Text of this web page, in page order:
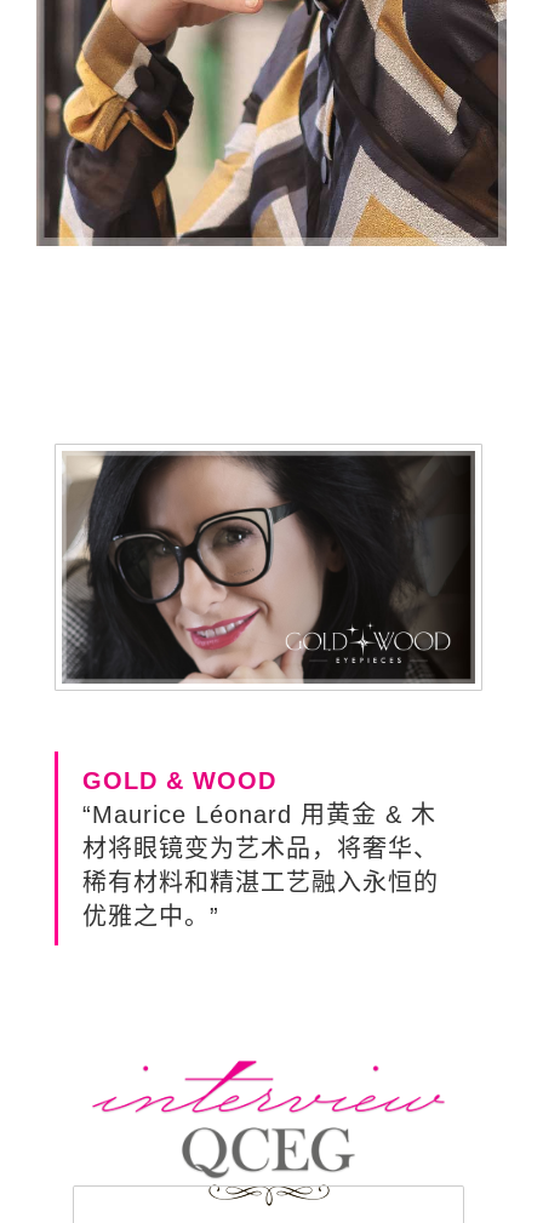
GOLD & WOOD
“Maurice Léonard 用黄金 & 木
材将眼镜变为艺术品，将奢华、
稀有材料和精湛工艺融入永恒的
优雅之中。”